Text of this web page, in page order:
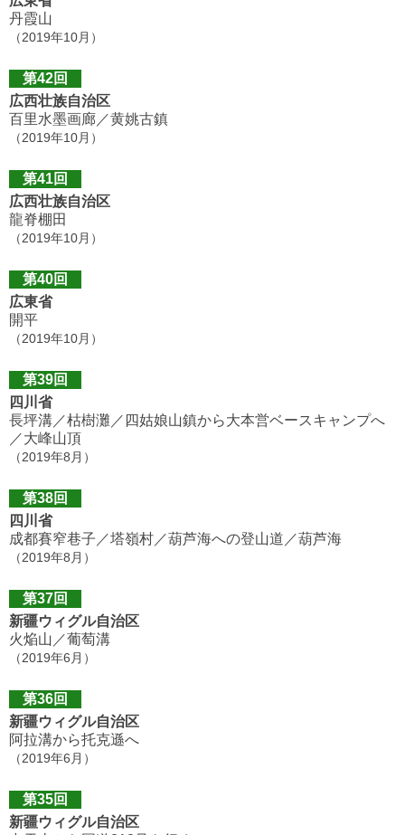
丹霞山
（2019年10月）
第42回
広西壮族自治区
百里水墨画廊／黄姚古鎮
（2019年10月）
第41回
広西壮族自治区
龍脊棚田
（2019年10月）
第40回
広東省
開平
（2019年10月）
第39回
四川省
長坪溝／枯樹灘／四姑娘山鎮から大本営ベースキャンプへ
／大峰山頂
（2019年8月）
第38回
四川省
成都賽窄巷子／塔嶺村／葫芦海への登山道／葫芦海
（2019年8月）
第37回
新疆ウィグル自治区
火焔山／葡萄溝
（2019年6月）
第36回
新疆ウィグル自治区
阿拉溝から托克遜へ
（2019年6月）
第35回
新疆ウィグル自治区